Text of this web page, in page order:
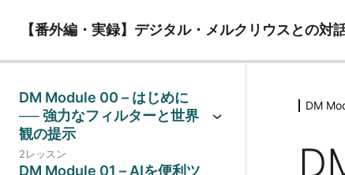
【番外編・実録】デジタル・メルクリウスとの
DM Module 00 – はじめに
── 強力なフィルターと世界
観の提示
2レッスン
DM Module 01 – AIを便利ツ
DM